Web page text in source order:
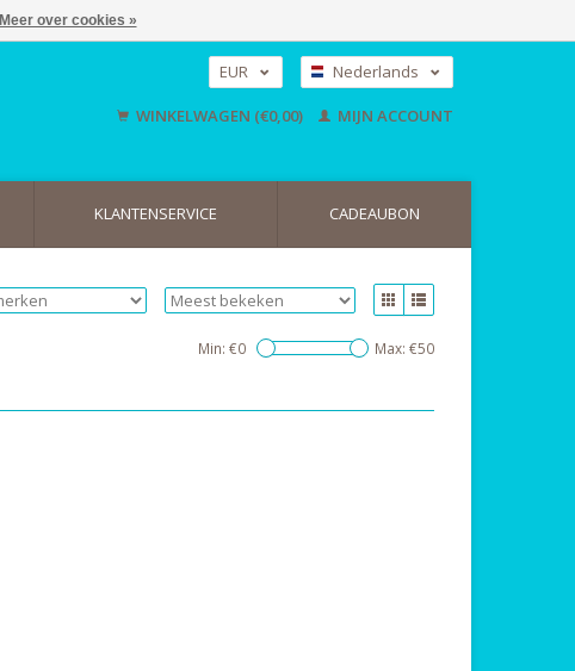
EUR
USD
Nederlands
English
WINKELWAGEN (€0,00) MIJN ACCOUNT
KLANTENSERVICE CADEAUBON
Min: €0 Max: €50
Meer over cookies »